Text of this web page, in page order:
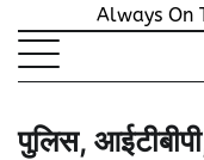
Always On
पुलिस,